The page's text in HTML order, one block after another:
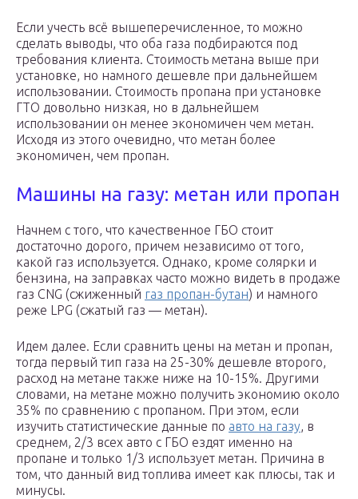
Если учесть всё вышеперечисленное, то можно
сделать выводы, что оба газа подбираются под
требования клиента. Стоимость метана выше при
установке, но намного дешевле при дальнейшем
использовании. Стоимость пропана при установке
ГТО довольно низкая, но в дальнейшем
использовании он менее экономичен чем метан.
Исходя из этого очевидно, что метан более
экономичен, чем пропан.
Машины на газу: метан или пропан
Начнем с того, что качественное ГБО стоит
достаточно дорого, причем независимо от того,
какой газ используется. Однако, кроме солярки и
бензина, на заправках часто можно видеть в продаже
газ CNG (сжиженный газ пропан-бутан) и намного
реже LPG (сжатый газ — метан).
Идем далее. Если сравнить цены на метан и пропан,
тогда первый тип газа на 25-30% дешевле второго,
расход на метане также ниже на 10-15%. Другими
словами, на метане можно получить экономию около
35% по сравнению с пропаном. При этом, если
изучить статистические данные по авто на газу, в
среднем, 2/3 всех авто с ГБО ездят именно на
пропане и только 1/3 использует метан. Причина в
том, что данный вид топлива имеет как плюсы, так и
минусы.